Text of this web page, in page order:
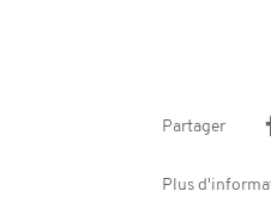
Partager
Plus